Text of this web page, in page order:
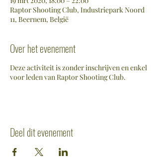
Raptor Shooting Club, Industriepark Noord
11, Beernem, België
Over het evenement
Deze activiteit is zonder inschrijven en enkel
voor leden van Raptor Shooting Club.
Deel dit evenement